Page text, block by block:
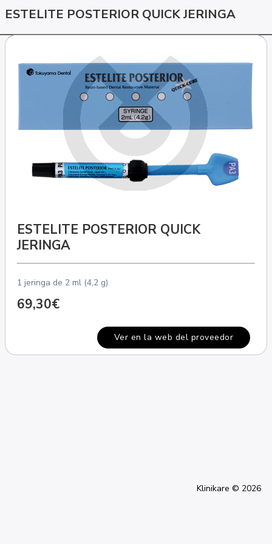
ESTELITE POSTERIOR QUICK JERINGA
ESTELITE POSTERIOR QUICK
JERINGA
1 jeringa de 2 ml (4,2 g)
69,30€
Ver en la web del proveedor
Klinikare © 2026